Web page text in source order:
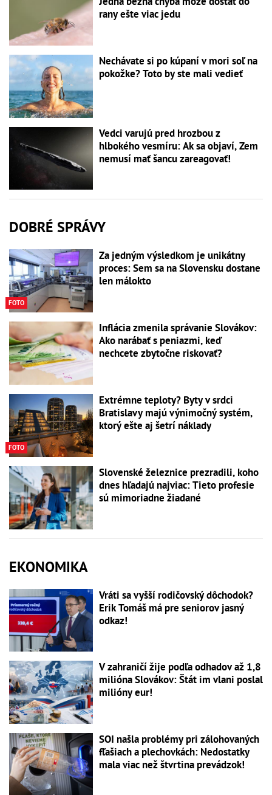
rany ešte viac jedu
Nechávate si po kúpaní v mori soľ na
pokožke? Toto by ste mali vedieť
Vedci varujú pred hrozbou z
hlbokého vesmíru: Ak sa objaví, Zem
nemusí mať šancu zareagovať!
DOBRÉ SPRÁVY
FOTO
Za jedným výsledkom je unikátny
proces: Sem sa na Slovensku dostane
len málokto
Inflácia zmenila správanie Slovákov:
Ako narábať s peniazmi, keď
nechcete zbytočne riskovať?
FOTO
Extrémne teploty? Byty v srdci
Bratislavy majú výnimočný systém,
ktorý ešte aj šetrí náklady
Slovenské železnice prezradili, koho
dnes hľadajú najviac: Tieto profesie
sú mimoriadne žiadané
EKONOMIKA
Vráti sa vyšší rodičovský dôchodok?
Erik Tomáš má pre seniorov jasný
odkaz!
V zahraničí žije podľa odhadov až 1,8
milióna Slovákov: Štát im vlani poslal
milióny eur!
SOI našla problémy pri zálohovaných
fľašiach a plechovkách: Nedostatky
mala viac než štvrtina prevádzok!